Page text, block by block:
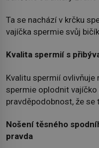
Ta se nachází v krčku
vajíčka spermie svůj
Kvalita spermií s
Kvalitu spermií
spermie oplodnit
pravděpodobnost, že se
Nošení těsného
pravda